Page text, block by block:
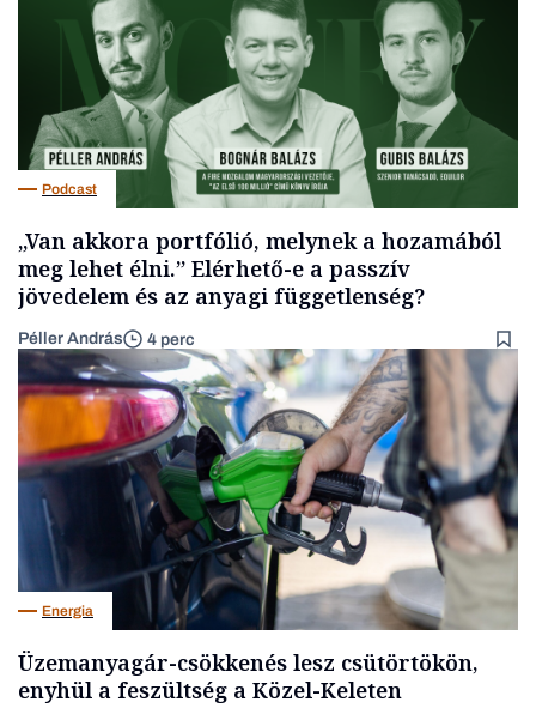
Podcast
„Van akkora portfólió, melynek a hozamából
meg lehet élni.” Elérhető-e a passzív
jövedelem és az anyagi függetlenség?
Péller András 4 perc
Energia
Üzemanyagár-csökkenés lesz csütörtökön,
enyhül a feszültség a Közel-Keleten